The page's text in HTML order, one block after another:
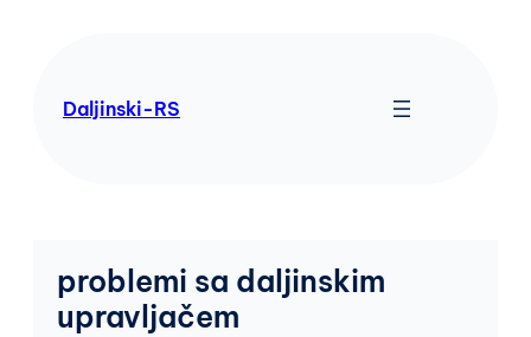
Daljinski-RS
problemi sa daljinskim
upravljačem